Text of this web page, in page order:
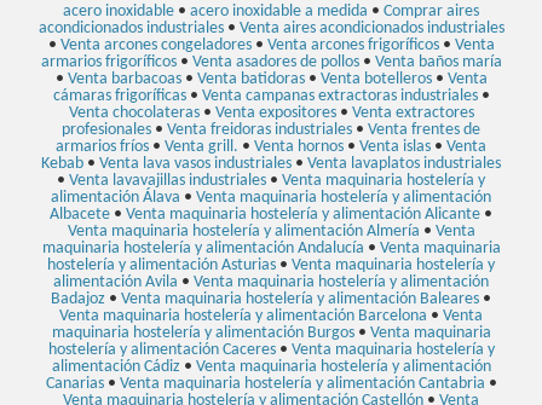
acero inoxidable • acero inoxidable a medida • Comprar aires
acondicionados industriales• Venta aires acondicionados industriales
• Venta arcones congeladores• Venta arcones frigoríficos• Venta
armarios frigoríficos• Venta asadores de pollos• Venta baños maría
• Venta barbacoas• Venta batidoras• Venta botelleros• Venta
cámaras frigoríficas• Venta campanas extractoras industriales•
Venta chocolateras• Venta expositores• Venta extractores
profesionales • Venta freidoras industriales • Venta frentes de
armarios fríos • Venta grill. • Venta hornos • Venta islas • Venta
Kebab • Venta lava vasos industriales • Venta lavaplatos industriales
• Venta lavavajillas industriales • Venta maquinaria hostelería y
alimentación Álava • Venta maquinaria hostelería y alimentación
Albacete • Venta maquinaria hostelería y alimentación Alicante •
Venta maquinaria hostelería y alimentación Almería • Venta
maquinaria hostelería y alimentación Andalucía • Venta maquinaria
hostelería y alimentación Asturias • Venta maquinaria hostelería y
alimentación Avila • Venta maquinaria hostelería y alimentación
Badajoz • Venta maquinaria hostelería y alimentación Baleares •
Venta maquinaria hostelería y alimentación Barcelona • Venta
maquinaria hostelería y alimentación Burgos• Venta maquinaria
hostelería y alimentación Caceres• Venta maquinaria hostelería y
alimentación Cádiz • Venta maquinaria hostelería y alimentación
Canarias• Venta maquinaria hostelería y alimentación Cantabria •
Venta maquinaria hostelería y alimentación Castellón • Venta